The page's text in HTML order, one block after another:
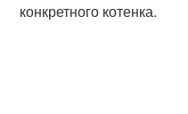
конкретного котенка.